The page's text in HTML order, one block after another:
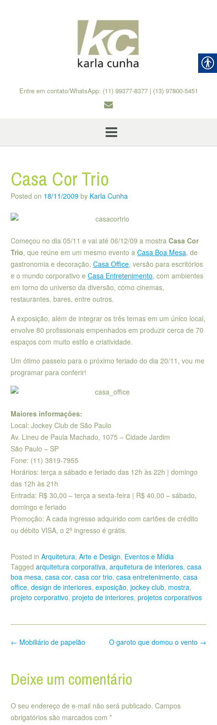
Entre em contato/WhatsApp: (11) 99377-8377 | (13) 97800-5451
Casa Cor Trio
Posted on 18/11/2009 by Karla Cunha
Começou no dia 05/11 e vai até 06/12/09 a mostra Casa Cor
Trio, que reúne em um mesmo evento a Casa Boa Mesa, de
gastronomia e decoração, Casa Office, versão para escritórios
e o mundo corporativo e Casa Entretenimento, com ambientes
em torno do universo da diversão, como cinemas,
restaurantes, bares, entre outros.
A exposição, além de integrar os três temas em um único local,
envolve 80 profissionais empenhados em produzir cerca de 70
espaços com muito estilo e criatividade.
Um ótimo passeio para o próximo feriado do dia 20/11, vou me
programar para conferir!
Maiores informações:
Local: Jockey Club de São Paulo
Av. Lineu de Paula Machado, 1075 – Cidade Jardim
São Paulo – SP
Fone: (11) 3819-7955
Horários: terça a sábado e feriado das 12h às 22h | domingo
das 12h às 21h
Entrada: R$ 30,00 – terça a sexta-feira | R$ 40,00 – sábado,
domingo e feriado
Promoção: A cada ingresso adquirido com cartões de crédito
ou débito VISA, o 2º ingresso é grátis.
Posted in Arquitetura, Arte e Design, Eventos e Mídia
Tagged arquitetura corporativa, arquitetura de interiores, casa
boa mesa, casa cor, casa cor trio, casa entretenimento, casa
office, design de interiores, exposição, jockey club, mostra,
projeto corporativo, projeto de interiores, projetos corporativos
Post
O garoto que domou o vento →
← Mobiliário de papelão
Deixe um comentário
O seu endereço de e-mail não será publicado. Campos
obrigatórios são marcados com *